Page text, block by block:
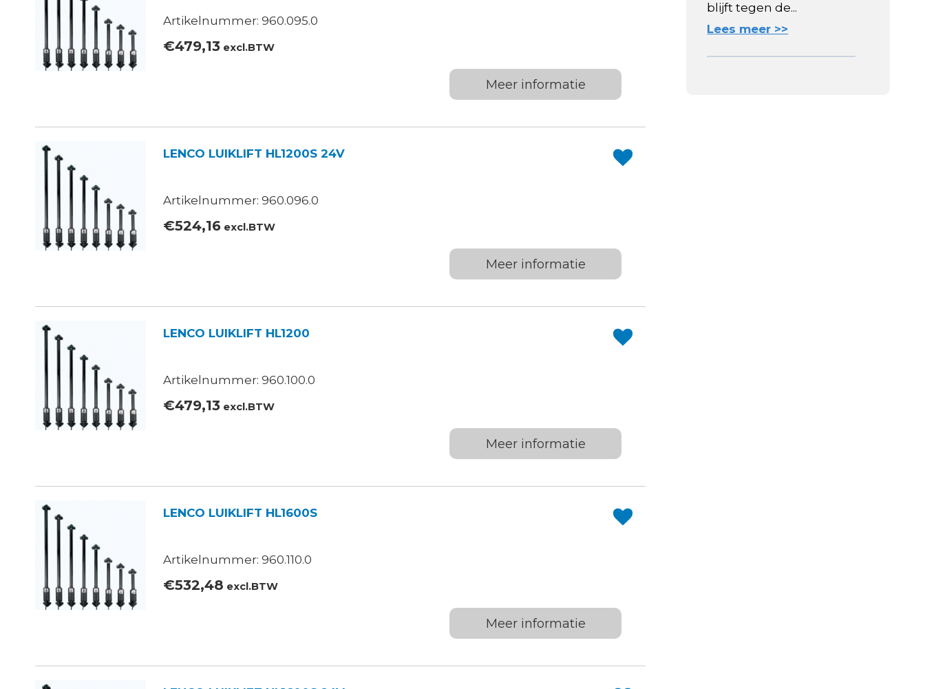
Artikelnummer: 960.095.0
€479,13excl.BTW
Meer informatie
LENCO LUIKLIFT HL1200S 24V
Artikelnummer: 960.096.0
€524,16excl.BTW
Meer informatie
LENCO LUIKLIFT HL1200
Artikelnummer: 960.100.0
€479,13excl.BTW
Meer informatie
LENCO LUIKLIFT HL1600S
Artikelnummer: 960.110.0
€532,48 excl.BTW
Meer informatie
blijft tegen de...
Lees meer >>